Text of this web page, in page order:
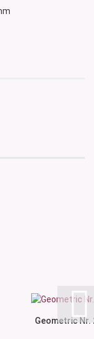
Geometric Nr.